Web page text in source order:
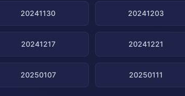
20241130 20241203
20241217 20241221
20250107 20250111